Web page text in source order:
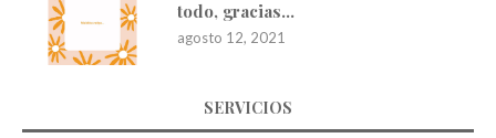
todo, gracias…
agosto 12, 2021
SERVICIOS